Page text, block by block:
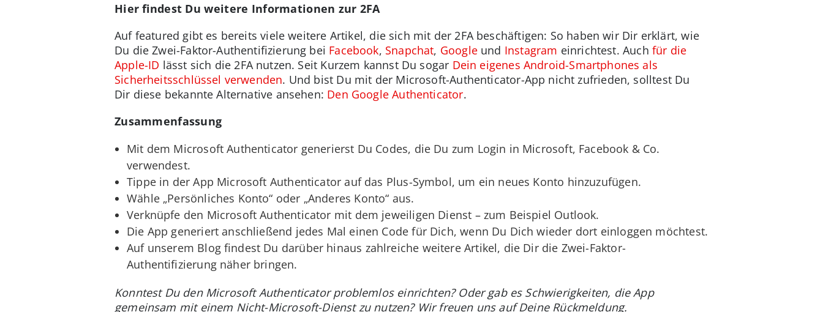
Hier findest Du weitere Informationen zur 2FA
Auf featured gibt es bereits viele weitere Artikel, die sich mit der 2FA beschäftigen: So haben wir Dir erklärt, wie
Du die Zwei-Faktor-Authentifizierung bei Facebook, Snapchat, Googleund Instagram einrichtest. Auch für die
Apple-ID lässt sich die 2FA nutzen. Seit Kurzem kannst Du sogar Dein eigenes Android-Smartphones als
Sicherheitsschlüssel verwenden. Und bist Du mit der Microsoft-Authenticator-App nicht zufrieden, solltest Du
Dir diese bekannte Alternative ansehen: Den Google Authenticator.
Zusammenfassung
Mit dem Microsoft Authenticator generierst Du Codes, die Du zum Login in Microsoft, Facebook & Co.
verwendest.
Tippe in der App Microsoft Authenticator auf das Plus-Symbol, um ein neues Konto hinzuzufügen.
Wähle „Persönliches Konto“ oder „Anderes Konto“ aus.
Verknüpfe den Microsoft Authenticator mit dem jeweiligen Dienst – zum Beispiel Outlook.
Die App generiert anschließend jedes Mal einen Code für Dich, wenn Du Dich wieder dort einloggen möchtest.
Auf unserem Blog findest Du darüber hinaus zahlreiche weitere Artikel, die Dir die Zwei-Faktor-
Authentifizierung näher bringen.
Konntest Du den Microsoft Authenticator problemlos einrichten? Oder gab es Schwierigkeiten, die App
gemeinsam mit einem Nicht-Microsoft-Dienst zu nutzen? Wir freuen uns auf Deine Rückmeldung.